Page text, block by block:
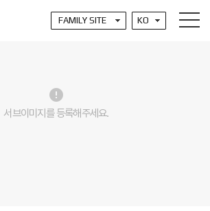
error
서브이미지를 등록해주세요.